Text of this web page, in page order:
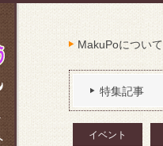
MakuPoについて
特集記事
イベント